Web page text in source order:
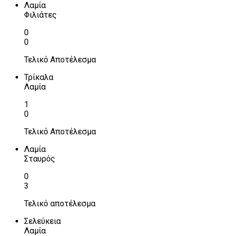
Λαμία
Φιλιάτες
0
0
Τελικό Αποτέλεσμα
Τρίκαλα
Λαμία
1
0
Τελικό Αποτέλεσμα
Λαμία
Σταυρός
0
3
Τελικό αποτέλεσμα
Σελεύκεια
Λαμία